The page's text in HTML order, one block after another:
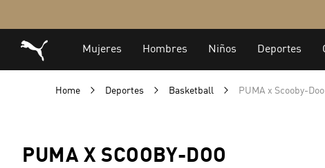
Home Deportes Basketball PUMA x Scooby-Doo
PUMA X SCOOBY-DOO